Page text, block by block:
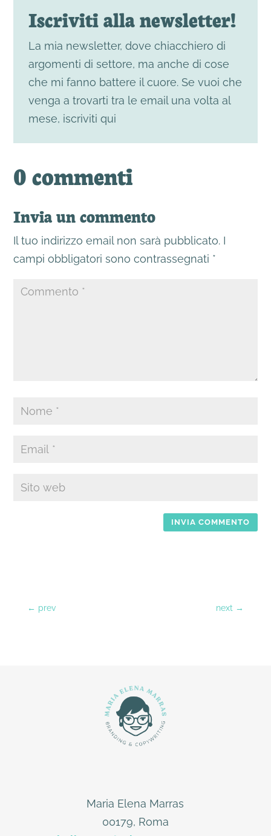
Iscriviti alla newsletter!
La mia newsletter, dove chiacchiero di
argomenti di settore, ma anche di cose
che mi fanno battere il cuore. Se vuoi che
venga a trovarti tra le email una volta al
mese, iscriviti qui
0 commenti
Invia un commento
Il tuo indirizzo email non sarà pubblicato. I
campi obbligatori sono contrassegnati *
INVIA COMMENTO
← prev next →
Maria Elena Marras
00179, Roma